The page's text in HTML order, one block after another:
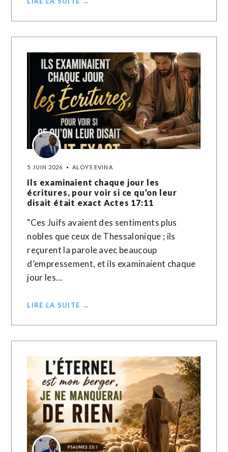
5 JUIN 2026 ALOYS EVINA
Ils examinaient chaque jour les
écritures, pour voir si ce qu’on leur
disait était exact Actes 17:11
"Ces Juifs avaient des sentiments plus
nobles que ceux de Thessalonique ; ils
reçurent la parole avec beaucoup
d’empressement, et ils examinaient chaque
jour les…
LIRE LA SUITE →